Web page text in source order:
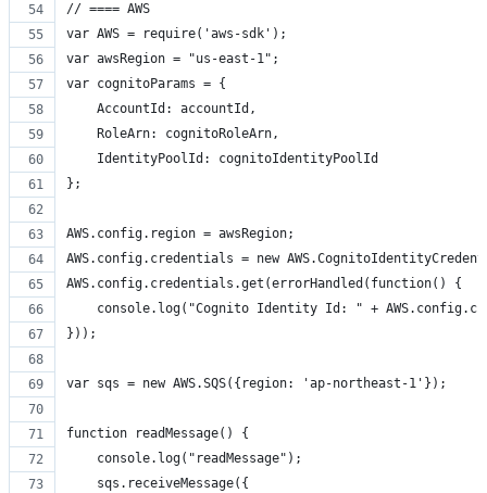
// ==== AWS
var AWS = require('aws-sdk');
var awsRegion = "us-east-1";
var cognitoParams = {
    AccountId: accountId,
    RoleArn: cognitoRoleArn,
    IdentityPoolId: cognitoIdentityPoolId
};
AWS.config.region = awsRegion;
AWS.config.credentials = new
AWS.config.credentials.get(errorHandled(function() {
console.log("Cognito Identity Id: " +
}));
var sqs = new AWS.SQS({region: 'ap-northeast-1'});
function readMessage() {
    console.log("readMessage");
    sqs.receiveMessage({